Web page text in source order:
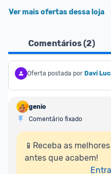
Ver mais ofertas dessa loja
Comentários (2)
Oferta postada por Davi
genio
Comentário fixado
📱Receba as
antes que acabem!